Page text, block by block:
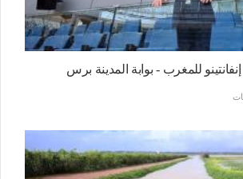
للمغرب - بوابة المدينة برس